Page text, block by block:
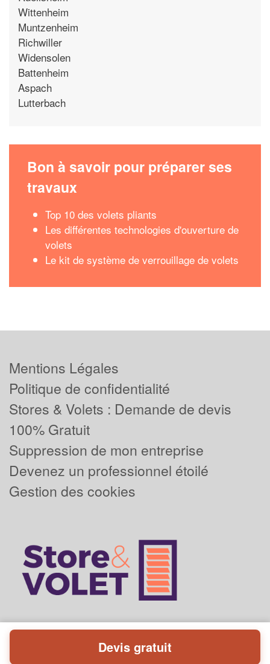
Wittenheim
Muntzenheim
Richwiller
Widensolen
Battenheim
Aspach
Lutterbach
Bon à savoir pour préparer ses
travaux
Top 10 des volets pliants
Les différentes technologies d'ouverture de
volets
Le kit de système de verrouillage de volets
Mentions Légales
Politique de confidentialité
Stores & Volets : Demande de devis
100% Gratuit
Suppression de mon entreprise
Devenez un professionnel étoilé
Gestion des cookies
Powered byPlus que pro
Devis gratuit